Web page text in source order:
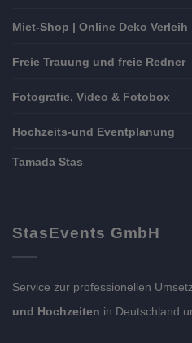
Miet-Shop | Online Deko Verleih
Freie Trauung und freie Redner
Fotografie, Video & Fotobox
Hochzeits-und Eventplanung
Tamada Stas
StasEvents GmbH
Service zur professionellen
und Hochzeiten in Deutschland